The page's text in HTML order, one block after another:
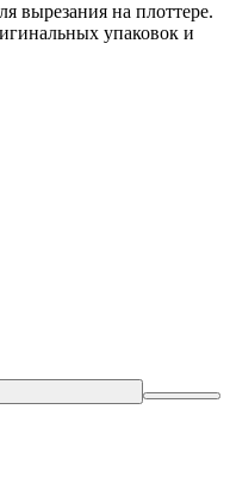
вырезания на плоттере.
упаковок и